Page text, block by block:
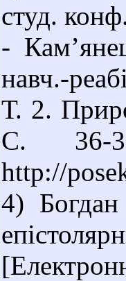
студ.
-
навч.-
Т. 2.
С. 36-
http://
4)